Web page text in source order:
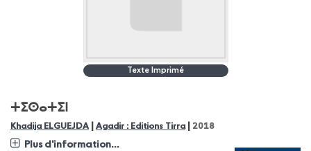
Texte Imprimé
ⵜⵉⵙⴰⵜⵉⵏ
Khadija ELGUEJDA Agadir : Editions Tirra| 2018
Plus d'information...